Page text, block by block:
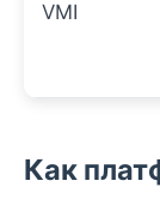
VMI
Как